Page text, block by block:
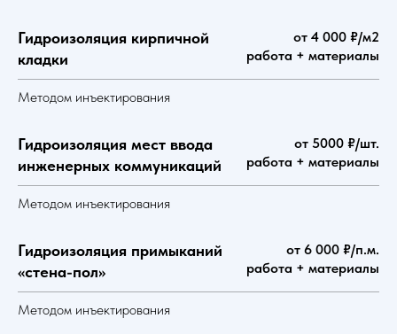
Гидроизоляция кирпичной
кладки
от 4 000 ₽/м2
работа + материалы
Методом инъектирования
Гидроизоляция мест ввода
инженерных коммуникаций
от 5000 ₽/шт.
работа + материалы
Методом инъектирования
Гидроизоляция примыканий
«стена-пол»
от 6 000 ₽/п.м.
работа + материалы
Методом инъектирования